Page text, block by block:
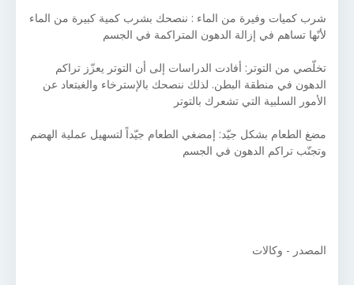
شرب كميات وفيرة من الماء : ننصحك بشرب كمية كبيرة من الماء
لأنّها تساهم في إزالة الدهون المتراكمة في الجسم
تخلّصي من التوتر: أفادت الدراسات إلى أن التوتر يعزّز تراكم
الدهون في منطقة البطن. لذلك ننصحك بالإسترخاء والغبتعاد عن
الأمور السلبية التي تشعرك بالتوتر
مضغ الطعام بشكل جيّد: إمضغي الطعام جيّداً لتسهيل عملية الهضم
وتجنّب تراكم الدهون في الجسم
المصدر - وكالات